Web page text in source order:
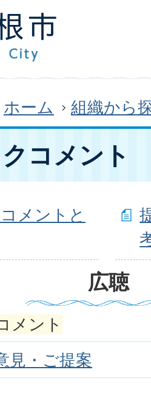
ホーム 組織から
コメント
メントと
広聴
メント
見・ご提案